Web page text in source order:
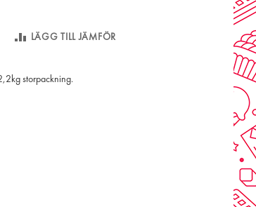
LÄGG TILL JÄMFÖR
storpackning.